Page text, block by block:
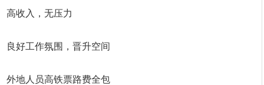
高收入，无压力
良好工作氛围，晋升空间
外地人员高铁票路费全包